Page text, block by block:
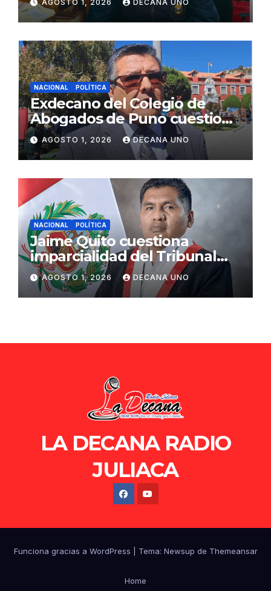
Fujimori
AGOSTO 1, 2026 DECANA UNO
NACIONAL POLÍTICA
Exdecano del Colegio de
Abogados de Puno cuestiona
propuestas sobre seguridad
ciudadana
AGOSTO 1, 2026 DECANA UNO
NACIONAL POLÍTICA
Jaime Quito cuestiona
imparcialidad del Tribunal
Constitucional tras liberación
de Ollanta Humala
AGOSTO 1, 2026 DECANA UNO
LA DECANA RADIO
JULIACA
Funciona gracias a WordPress Tema: Newsup de Themeansar
Home